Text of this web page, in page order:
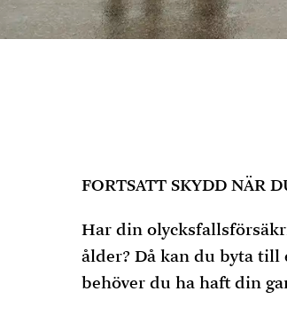
FORTSATT SKYDD NÄR
Har din
ålder? Då kan du byta
behöver du ha haft din